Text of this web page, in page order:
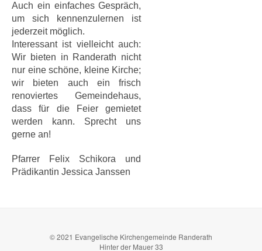
Auch ein einfaches Gespräch,
um sich kennenzulernen ist
jederzeit möglich.
Interessant ist vielleicht auch:
Wir bieten in Randerath nicht
nur eine schöne, kleine Kirche;
wir bieten auch ein frisch
renoviertes Gemeindehaus,
dass für die Feier gemietet
werden kann. Sprecht uns
gerne an!
Pfarrer Felix Schikora und
Prädikantin Jessica Janssen
© 2021 Evangelische Kirchengemeinde Randerath
Hinter der Mauer 33